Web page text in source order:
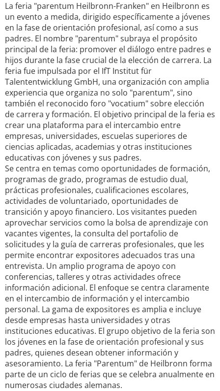
La feria "parentum Heilbronn-Franken" en Heilbronn es
un evento a medida, dirigido específicamente a jóvenes
en la fase de orientación profesional, así como a sus
padres. El nombre "parentum" subraya el propósito
principal de la feria: promover el diálogo entre padres e
hijos durante la fase crucial de la elección de carrera. La
feria fue impulsada por el IfT Institut für
Talententwicklung GmbH, una organización con amplia
experiencia que organiza no solo "parentum", sino
también el reconocido foro "vocatium" sobre elección
de carrera y formación. El objetivo principal de la feria es
crear una plataforma para el intercambio entre
empresas, universidades, escuelas superiores de
ciencias aplicadas, academias y otras instituciones
educativas con jóvenes y sus padres.
Se centra en temas como oportunidades de formación,
programas de grado, programas de estudio dual,
prácticas profesionales, cualificaciones escolares,
actividades de voluntariado, oportunidades de
transición y apoyo financiero. Los visitantes pueden
aprovechar servicios como la bolsa de aprendizaje con
vacantes vigentes, la consulta del portafolio de
solicitudes y la guía de carreras profesionales, que les
permite encontrar expositores adecuados tras una
entrevista. Un amplio programa de apoyo con
conferencias, talleres y otras actividades ofrece
información adicional. El enfoque se centra claramente
en el intercambio de información y el intercambio
personal. La gama de expositores es amplia e incluye
desde empresas hasta universidades y otras
instituciones educativas. El grupo objetivo de la feria son
los jóvenes en la fase de orientación profesional y sus
padres, quienes desean obtener información y
asesoramiento. La feria "Parentum" de Heilbronn forma
parte de un ciclo de ferias que se celebra anualmente en
numerosas ciudades alemanas.